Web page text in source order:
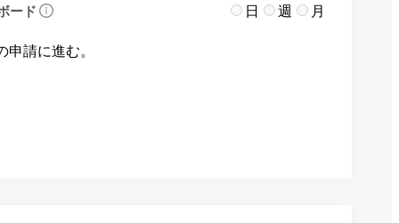
ード 日 週 月
請に進む。